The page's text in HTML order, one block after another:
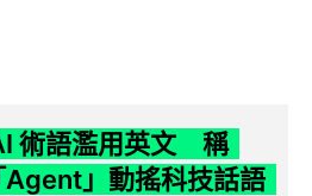
術語濫用英文 稱
Agent」動搖科技話語